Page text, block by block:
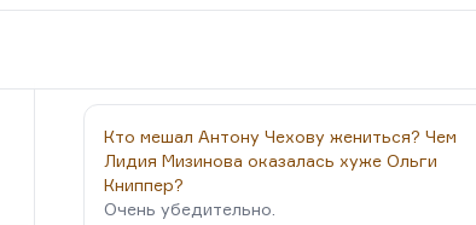
Кто мешал Антону Чехову жениться? Чем
Лидия Мизинова оказалась хуже Ольги
Книппер?
Очень убедительно.